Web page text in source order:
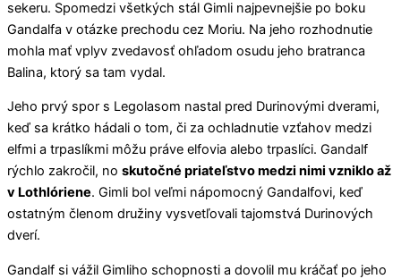
sekeru. Spomedzi všetkých stál Gimli najpevnejšie po boku
Gandalfa v otázke prechodu cez Moriu. Na jeho rozhodnutie
mohla mať vplyv zvedavosť ohľadom osudu jeho bratranca
Balina, ktorý sa tam vydal.
Jeho prvý spor s Legolasom nastal pred Durinovými dverami,
keď sa krátko hádali o tom, či za ochladnutie vzťahov medzi
elfmi a trpaslíkmi môžu práve elfovia alebo trpaslíci. Gandalf
rýchlo zakročil, no skutočné priateľstvo medzi nimi vzniklo až
v Lothlóriene. Gimli bol veľmi nápomocný Gandalfovi, keď
ostatným členom družiny vysvetľovali tajomstvá Durinových
dverí.
Gandalf si vážil Gimliho schopnosti a dovolil mu kráčať po jeho